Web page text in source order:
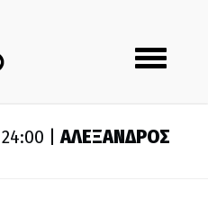
Toggle
navigation
24:00 |ΑΛΕΞΑΝΔΡΟΣ